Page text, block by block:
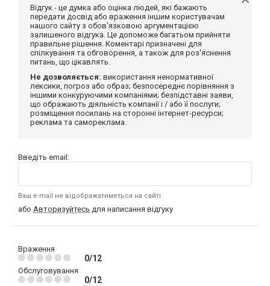
Відгук - це думка або оцінка людей, які бажають
передати досвід або враження іншим користувачам
нашого сайту з обов'язковою аргументацією
залишеного відгука. Це допоможе багатьом прийняти
правильне рішення. Коментарі призначені для
спілкування та обговорення, а також для роз'яснення
питань, що цікавлять.
Не дозволяється: використання ненормативної
лексики, погроз або образ; безпосереднє порівняння з
іншими конкуруючими компаніями; безпідставні заяви,
що ображають діяльність компанії і / або її послуги;
розміщення посилань на сторонні інтернет-ресурси;
реклама та самореклама.
Введіть email:
Ваш e-mail не відображатиметься на сайті
або Авторизуйтесь для написання відгуку
Враження
0/12
Обслуговування
0/12